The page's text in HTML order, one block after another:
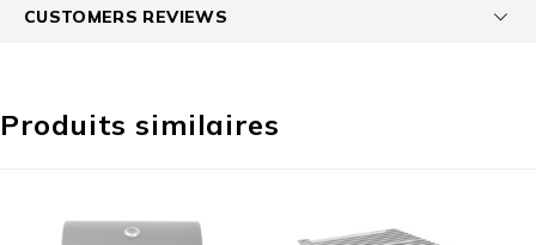
CUSTOMERS REVIEWS
Produits similaires